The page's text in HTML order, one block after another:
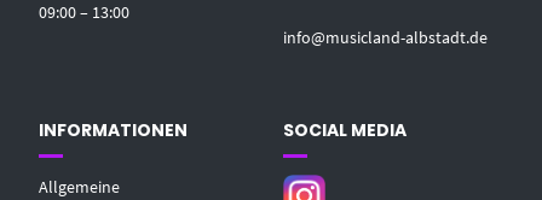
09:00 – 13:00
info@musicland-albstadt.de
INFORMATIONEN
Allgemeine
SOCIAL MEDIA